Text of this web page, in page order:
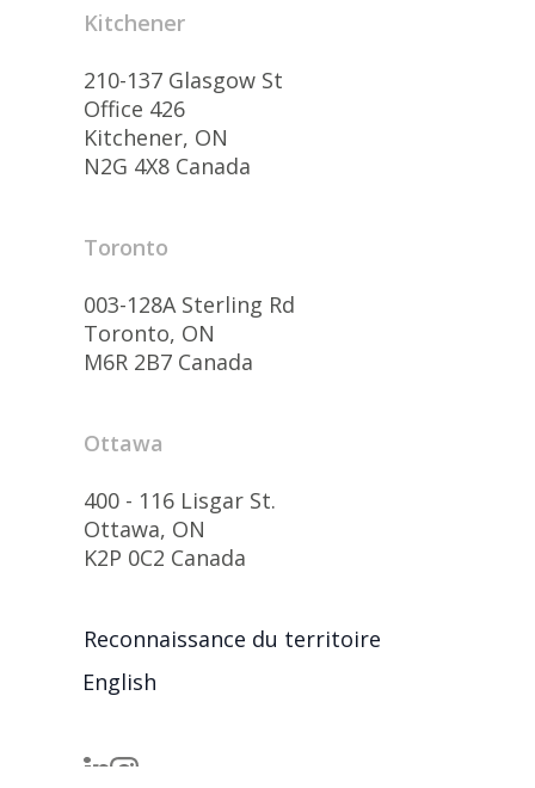
Kitchener
210-137 Glasgow St
Office 426
Kitchener, ON
N2G 4X8 Canada
Toronto
003-128A Sterling Rd
Toronto, ON
M6R 2B7 Canada
Ottawa
400 - 116 Lisgar St.
Ottawa, ON
K2P 0C2 Canada
Reconnaissance du territoire
English